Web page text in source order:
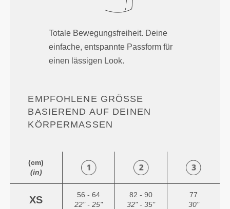
Totale Bewegungsfreiheit. Deine
einfache, entspannte Passform für
einen lässigen Look.
EMPFOHLENE GRÖSSE B
ASIEREND AUF DEINEN K
ÖRPERMASSEN
(cm)
(in)
XS
56 - 64
22" - 25"
82 - 90
32" - 35"
77
30"